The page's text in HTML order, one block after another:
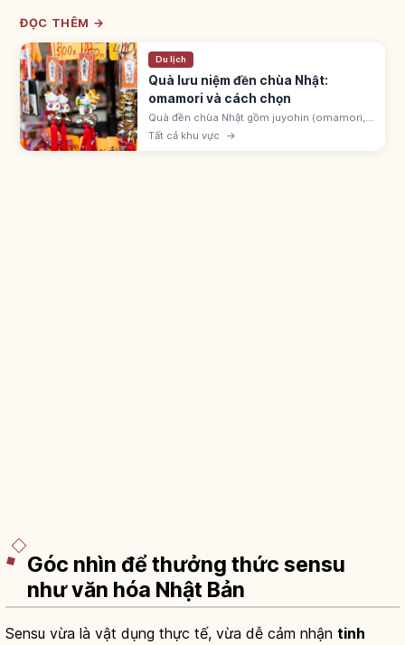
ĐỌC THÊM →
Du lịch
Quà lưu niệm đền chùa Nhật:
omamori và cách chọn
Quà đền chùa Nhật gồm juyohin (omamori,
goshuin, ofuda) gọi là được ban tặng, và đồ
engimono ở cửa hàng monzen-machi.
Tất cả khu vực →
Góc nhìn để thưởng thức sensu
như văn hóa Nhật Bản
Sensu vừa là vật dụng thực tế, vừa dễ cảm nhận tinh